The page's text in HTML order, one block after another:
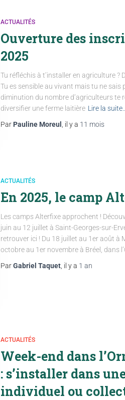
ACTUALITÉS
Ouverture des
2025
Tu réfléchis à t’installer en agriculture ?
Tu es sensible au vivant mais tu ne
diminution du nombre d’agriculteurs te
diversifier une ferme laitière Lire la suite…
Par Pauline Moreul , il y a 11 mois
ACTUALITÉS
En 2025, le camp
Les camps Alterfixe approchent !
juin au 12 juillet à Saint-Georges-sur-
retrouver ici ! Du 18 juillet au 1er août à
octobre au 1er novembre à Bréel, dans
ParGabriel Taquet, il y a 1 an
ACTUALITÉS
Week-end dans
: s’installer dans
individuel ou